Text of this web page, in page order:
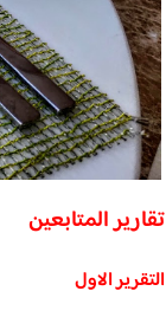
تقارير المتابعين
التقرير الاول